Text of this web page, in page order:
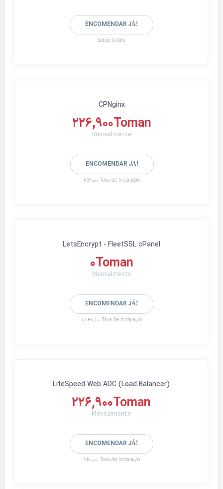
ENCOMENDAR JÁ!
Setup Grátis
CPNginx
226,900Toman
Mensalmente
ENCOMENDAR JÁ!
252,000 Taxa de Instalação
LetsEncrypt - FleetSSL cPanel
0Toman
Mensalmente
ENCOMENDAR JÁ!
1,848,100 Taxa de Instalação
LiteSpeed Web ADC (Load Balancer)
226,900Toman
Mensalmente
ENCOMENDAR JÁ!
840,000 Taxa de Instalação